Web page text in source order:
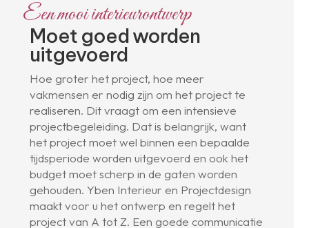
Een mooi interieurontwerp
Moet goed worden
uitgevoerd
Hoe groter het project, hoe meer
vakmensen er nodig zijn om het project te
realiseren. Dit vraagt om een intensieve
projectbegeleiding. Dat is belangrijk, want
het project moet wel binnen een bepaalde
tijdsperiode worden uitgevoerd en ook het
budget moet scherp in de gaten worden
gehouden. Yben Interieur en Projectdesign
maakt voor u het ontwerp en regelt het
project van A tot Z. Een goede communicatie